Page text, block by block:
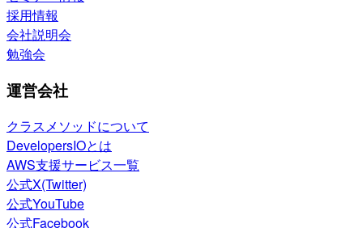
採用情報
会社説明会
勉強会
運営会社
クラスメソッドについて
DevelopersIOとは
AWS支援サービス一覧
公式X(Twitter)
公式YouTube
公式Facebook